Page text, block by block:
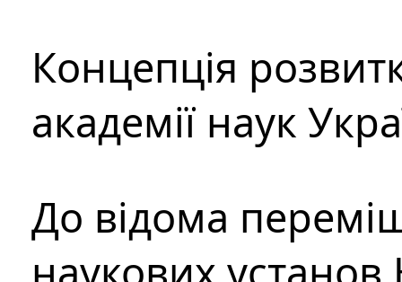
Концепція
академії наук
До відома